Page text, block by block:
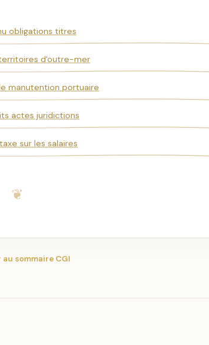
obligations titres
territoires d'outre-mer
manutention portuaire
actes juridictions
sur les salaires
sommaire CGI